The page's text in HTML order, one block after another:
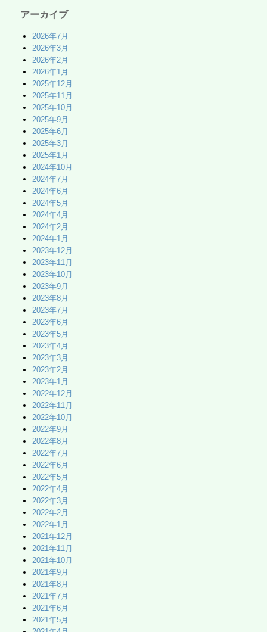
アーカイブ
2026年7月
2026年3月
2026年2月
2026年1月
2025年12月
2025年11月
2025年10月
2025年9月
2025年6月
2025年3月
2025年1月
2024年10月
2024年7月
2024年6月
2024年5月
2024年4月
2024年2月
2024年1月
2023年12月
2023年11月
2023年10月
2023年9月
2023年8月
2023年7月
2023年6月
2023年5月
2023年4月
2023年3月
2023年2月
2023年1月
2022年12月
2022年11月
2022年10月
2022年9月
2022年8月
2022年7月
2022年6月
2022年5月
2022年4月
2022年3月
2022年2月
2022年1月
2021年12月
2021年11月
2021年10月
2021年9月
2021年8月
2021年7月
2021年6月
2021年5月